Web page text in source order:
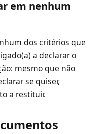
em nenhum
dos critérios que
a declarar o
mesmo que não
se quiser,
a restituir.